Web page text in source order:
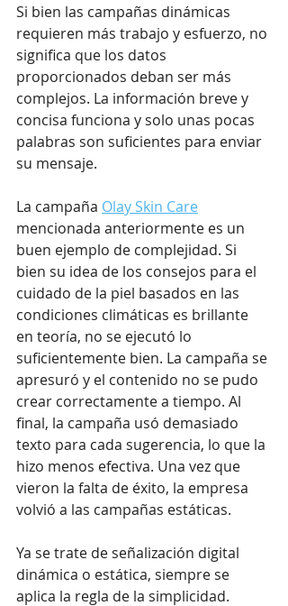
Si bien las campañas dinámicas
requieren más trabajo y esfuerzo, no
significa que los datos
proporcionados deban ser más
complejos. La información breve y
concisa funciona y solo unas pocas
palabras son suficientes para enviar
su mensaje.
La campaña Olay Skin Care
mencionada anteriormente es un
buen ejemplo de complejidad. Si
bien su idea de los consejos para el
cuidado de la piel basados ​​en las
condiciones climáticas es brillante
en teoría, no se ejecutó lo
suficientemente bien. La campaña se
apresuró y el contenido no se pudo
crear correctamente a tiempo. Al
final, la campaña usó demasiado
texto para cada sugerencia, lo que la
hizo menos efectiva. Una vez que
vieron la falta de éxito, la empresa
volvió a las campañas estáticas.
Ya se trate de señalización digital
dinámica o estática, siempre se
aplica la regla de la simplicidad.